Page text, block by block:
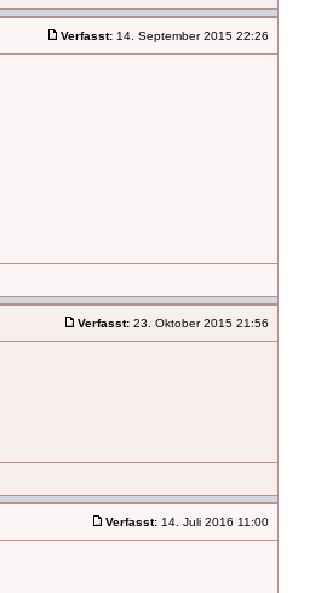
Verfasst: 14. September 2015 22:26
Verfasst: 23. Oktober 2015 21:56
Verfasst: 14. Juli 2016 11:00